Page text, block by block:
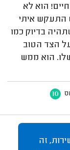
הוא לא
התעקש איתי
בדיוק כמו
הצד הטוב
הוא ממש
10
זה